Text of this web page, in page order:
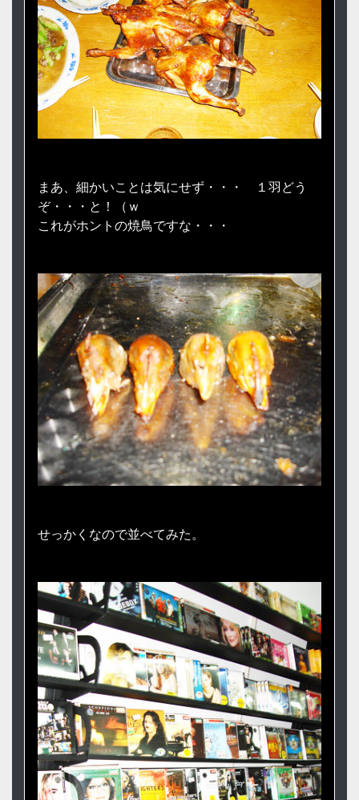
まあ、細かいことは気にせず・・・ １羽どう
ぞ・・・と！（ｗ
これがホントの焼鳥ですな・・・
せっかくなので並べてみた。